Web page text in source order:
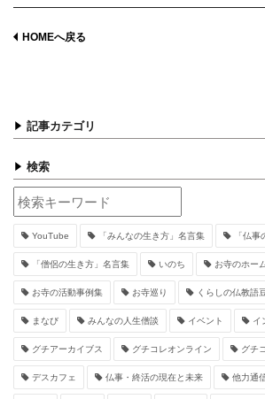
HOMEへ戻る
記事カテゴリ
検索
YouTube 「みんなの生き方」名言集 「仏
「僧侶の生き方」名言集 いのち お寺のホー
お寺の活動事例集 お寺巡り くらしの仏教語
まなび みんなの人生僧談 イベント イ
グチアーカイブス グチコレオンライン グチ
デスカフェ 仏事・終活の現在と未来 他力通